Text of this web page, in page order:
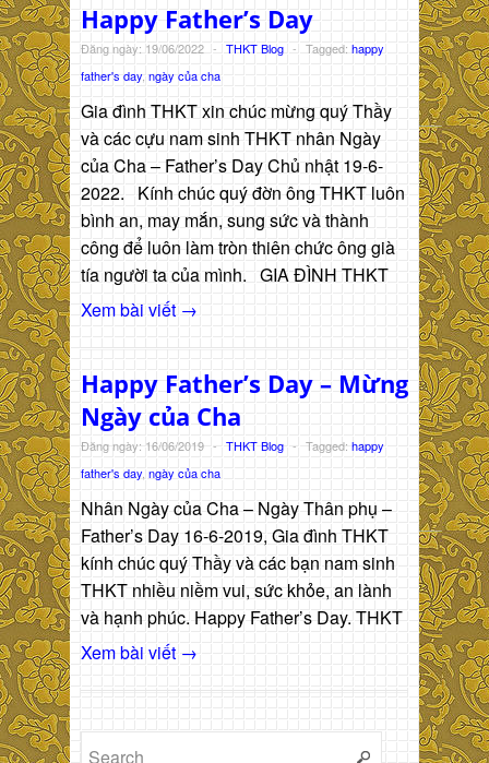
Happy Father’s Day
Đăng ngày: 19/06/2022 - THKT Blog - Tagged: happy
father's day, ngày của cha
Gia đình THKT xin chúc mừng quý Thầy
và các cựu nam sinh THKT nhân Ngày
của Cha – Father’s Day Chủ nhật 19-6-
2022. Kính chúc quý đờn ông THKT luôn
bình an, may mắn, sung sức và thành
công để luôn làm tròn thiên chức ông già
tía người ta của mình. GIA ĐÌNH THKT
Xem bài viết →
Happy Father’s Day – Mừng
Ngày của Cha
Đăng ngày: 16/06/2019 - THKT Blog - Tagged: happy
father's day ngày của cha
Nhân Ngày của Cha – Ngày Thân phụ –
Father’s Day 16-6-2019, Gia đình THKT
kính chúc quý Thầy và các bạn nam sinh
THKT nhiều niềm vui, sức khỏe, an lành
và hạnh phúc. Happy Father’s Day. THKT
Xem bài viết →